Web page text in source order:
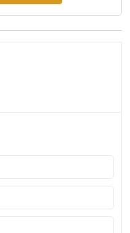
WF-8834 cảm ứng
WF-8834 âm